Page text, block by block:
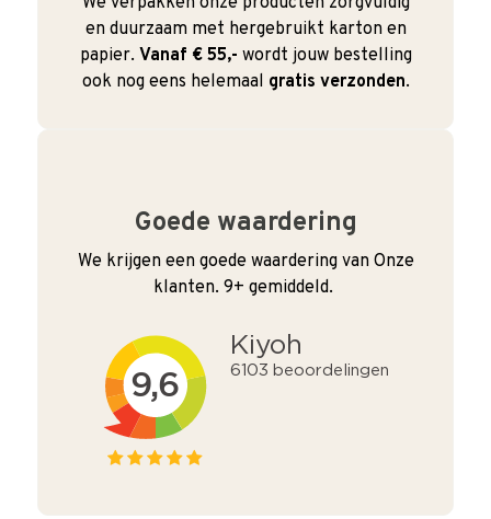
en duurzaam met hergebruikt karton en
papier. Vanaf € 55,- wordt jouw bestelling
ook nog eens helemaal gratis verzonden.
Goede waardering
We krijgen een goede waardering van Onze
klanten. 9+ gemiddeld.